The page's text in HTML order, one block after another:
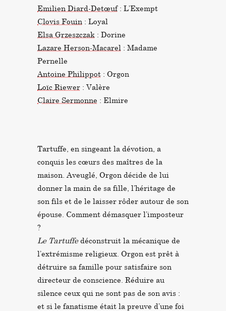
Emilien Diard-Detœuf: L’Exempt
Clovis Fouin : Loyal
Elsa Grzeszczak : Dorine
Lazare Herson-Macarel : Madame
Pernelle
Antoine Philippot : Orgon
Loïc Riewer : Valère
Claire Sermonne : Elmire
Tartuffe, en singeant la dévotion, a
conquis les cœurs des maîtres de la
maison. Aveuglé, Orgon décide de lui
donner la main de sa fille, l’héritage de
son fils et de le laisser rôder autour de son
épouse. Comment démasquer l’imposteur
?
Le Tartuffedéconstruit la mécanique de
l’extrémisme religieux. Orgon est prêt à
détruire sa famille pour satisfaire son
directeur de conscience. Réduire au
silence ceux qui ne sont pas de son avis :
et si le fanatisme était la preuve d’une foi